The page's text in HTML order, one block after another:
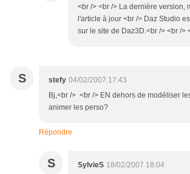
<br /> <br /> La dernière version,
l'article à jour <br /> Daz Studio
sur le site de Daz3D.<br /> <br />
S stefy 04/02/2007 17:43
Bj,<br /> <br /> EN dehors de modéliser
animer les perso?
Répondre
S SylvieS 18/02/2007 18:04